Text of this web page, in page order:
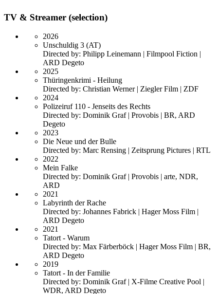
TV & Streamer (selection)
2026
Unschuldig 3 (AT)
Directed by: Philipp Leinemann | Filmpool Fiction |
ARD Degeto
2025
Thüringenkrimi - Heilung
Directed by: Christian Werner | Ziegler Film | ZDF
2024
Polizeiruf 110 - Jenseits des Rechts
Directed by: Dominik Graf | Provobis | BR, ARD
Degeto
2023
Die Neue und der Bulle
Directed by: Marc Rensing | Zeitsprung Pictures | RTL
2022
Mein Falke
Directed by: Dominik Graf | Provobis | arte, NDR,
ARD
2021
Labyrinth der Rache
Directed by: Johannes Fabrick | Hager Moss Film |
ARD Degeto
2021
Tatort - Warum
Directed by: Max Färberböck | Hager Moss Film | BR,
ARD Degeto
2019
Tatort - In der Familie
Directed by: Dominik Graf | X-Filme Creative Pool |
WDR, ARD Degeto